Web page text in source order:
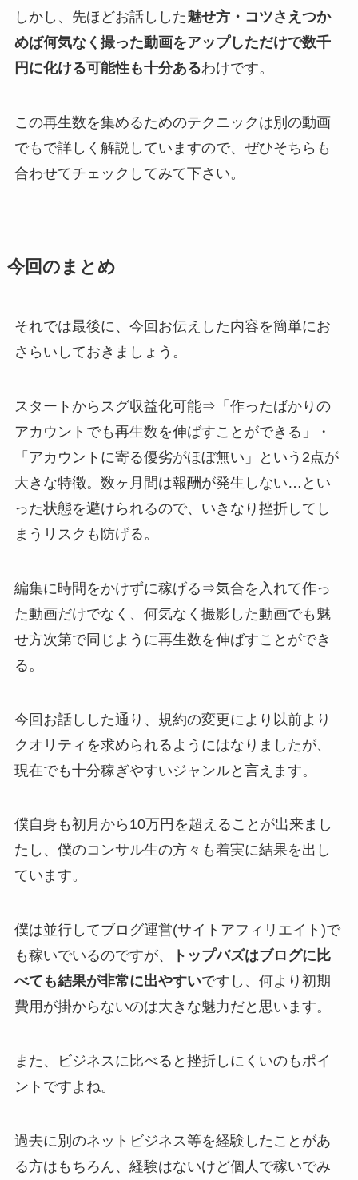
しかし、先ほどお話しした魅せ方・コツさえつか
めば何気なく撮った動画をアップしただけで数千
円に化ける可能性も十分あるわけです。
この再生数を集めるためのテクニックは別の動画
でもで詳しく解説していますので、ぜひそちらも
合わせてチェックしてみて下さい。
今回のまとめ
それでは最後に、今回お伝えした内容を簡単にお
さらいしておきましょう。
スタートからスグ収益化可能⇒「作ったばかりの
アカウントでも再生数を伸ばすことができる」・
「アカウントに寄る優劣がほぼ無い」という2点が
大きな特徴。数ヶ月間は報酬が発生しない…とい
った状態を避けられるので、いきなり挫折してし
まうリスクも防げる。
編集に時間をかけずに稼げる⇒気合を入れて作っ
た動画だけでなく、何気なく撮影した動画でも魅
せ方次第で同じように再生数を伸ばすことができ
る。
今回お話しした通り、規約の変更により以前より
クオリティを求められるようにはなりましたが、
現在でも十分稼ぎやすいジャンルと言えます。
僕自身も初月から10万円を超えることが出来まし
たし、僕のコンサル生の方々も着実に結果を出し
ています。
僕は並行してブログ運営(サイトアフィリエイト)で
も稼いでいるのですが、
トップバズはブログに比
べても結果が非常に出やすいですし、何より初期
費用が掛からないのは大きな魅力だと思います。
また、ビジネスに比べると挫折しにくいのもポイ
ントですよね。
過去に別のネットビジネス等を経験したことがあ
る方はもちろん、経験はないけど個人で稼いでみ